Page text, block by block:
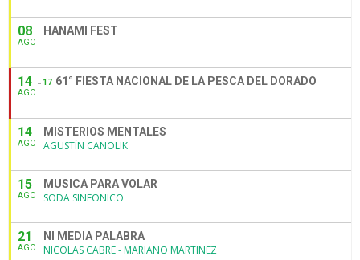
08
AGO
HANAMI FEST
14
AGO
17 61° FIESTA NACIONAL DE LA PESCA DEL DORADO
14
AGO
MISTERIOS MENTALES
AGUSTÍN CANOLIK
15
AGO
MUSICA PARA VOLAR
SODA SINFONICO
21
AGO
NI MEDIA PALABRA
NICOLAS CABRE - MARIANO MARTINEZ